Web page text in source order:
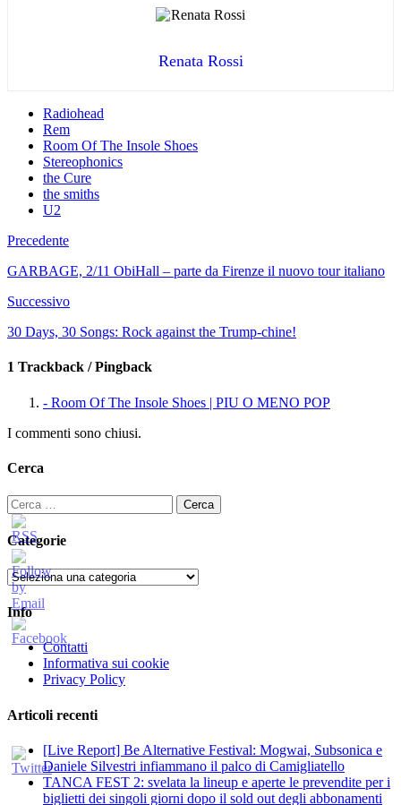
Renata Rossi
Radiohead
Rem
Room Of The Insole Shoes
Stereophonics
the Cure
the smiths
U2
Precedente
GARBAGE, 2/11 ObiHall – parte da Firenze il nuovo tour italiano
Successivo
30 Days, 30 Songs: Rock against the Trump-chine!
1 Trackback / Pingback
- Room Of The Insole Shoes | PIU O MENO POP
I commenti sono chiusi.
Cerca
Ricerca
per:
Categorie
Categorie
Info
Contatti
Informativa sui cookie
Privacy Policy
Articoli recenti
[Live Report] Be Alternative Festival: Mogwai, Subsonica e
Daniele Silvestri infiammano il palco di Camigliatello
TANCA FEST 2: svelata la lineup e aperte le prevendite per i
biglietti dei singoli giorni dopo il sold out degli abbonamenti